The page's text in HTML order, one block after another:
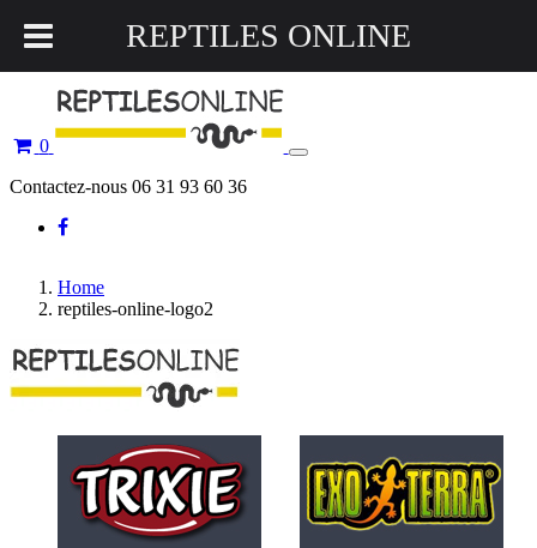
0
Toggle
Contactez-nous 06 31 93 60 36
Home
reptiles-online-logo2
REPTILES ONLINE